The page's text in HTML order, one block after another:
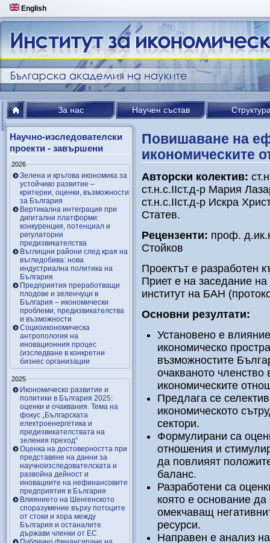
English
За нас Научен състав
Научно-изследователски
проекти - завършени
2026
Зелена и кръгова икономика за
устойчиво развитие –
критерии, оценки, възможности
за България
Вертикална интеграция при
дигитални платформи:
конкуренция, потенциал и
регулаторни
предизвикателства
Въглищни райони след края на
въгледобива: нова
индустриална политика на
България
Предприятия преработващи
плодове и зеленчуци в
България – икономически
проблеми, предизвикателства
и възможности
Социоикономическа
антропология на
иновационния процес
(изследване в конкретни
бизнес организации
2025
Икономическо развитие и
политики в България 2025:
оценки и очаквания. Тема на
фокус „Българската
електроенергетика и
предизвикателствата на
зеления преход“
Оценка на достоверността при
представяне на данни за
научноизследователската и
развойна дейност и
иновациите на нефинансовите
предприятия в България
Влиянието на Шенгенското
споразумение върху потоците
от стоки и хора между
България и останалите
държави членки от ЕС
Повишаване на
икономическите
Авторски колектив:
ст.н.с.ІІст.д-р Мария
ст.н.с.ІІст.д-р Искра
Статев.
Рецензенти: проф.
Стойков
Проектът е разработен
Приет е на заседание
институт на БАН
Основни резултати:
Установено е
икономическо
възможностите
очакваното
икономическите
Предлага се
икономическото
сектори.
Формулирани са
отношения и
да повлияят
баланс.
Разработени са
която е основание
омекчаващ
ресурси.
Направен е анализ